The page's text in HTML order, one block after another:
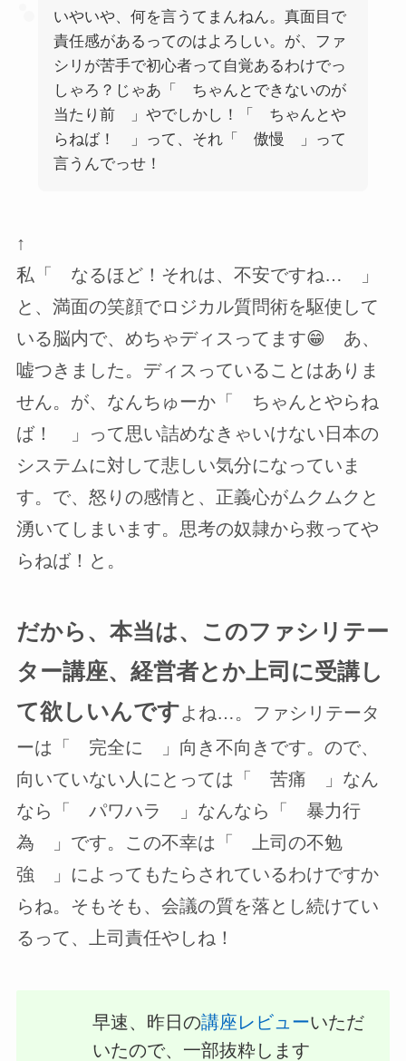
いやいや、何を言うてまんねん。真面目で
責任感があるってのはよろしい。が、ファ
シリが苦手で初心者って自覚あるわけでっ
しゃろ？じゃあ「 ちゃんとできないのが
当たり前 」やでしかし！「 ちゃんとや
らねば！ 」って、それ「 傲慢 」って
言うんでっせ！
↑
私「 なるほど！それは、不安ですね… 」
と、満面の笑顔でロジカル質問術を駆使して
いる脳内で、めちゃディスってます😁 あ、
嘘つきました。ディスっていることはありま
せん。が、なんちゅーか「 ちゃんとやらね
ば！ 」って思い詰めなきゃいけない日本の
システムに対して悲しい気分になっていま
す。で、怒りの感情と、正義心がムクムクと
湧いてしまいます。思考の奴隷から救ってや
らねば！と。
だから、本当は、このファシリテー
ター講座、経営者とか上司に受講し
て欲しいんですよね…。ファシリテータ
ーは「 完全に 」向き不向きです。ので、
向いていない人にとっては「 苦痛 」なん
なら「 パワハラ 」なんなら「 暴力行
為 」です。この不幸は「 上司の不勉
強 」によってもたらされているわけですか
らね。そもそも、会議の質を落とし続けてい
るって、上司責任やしね！
早速、昨日の講座レビューいただ
いたので、一部抜粋します